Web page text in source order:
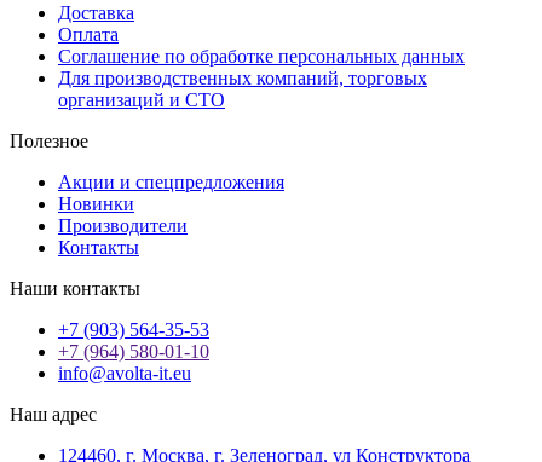
Доставка
Оплата
Соглашение по обработке персональных данных
Для производственных компаний, торговых
организаций и СТО
Полезное
Акции и спецпредложения
Новинки
Производители
Контакты
Наши контакты
+7 (903) 564-35-53
+7 (964) 580-01-10
info@avolta-it.eu
Наш адрес
124460, г. Москва, г. Зеленоград, ул Конструктора